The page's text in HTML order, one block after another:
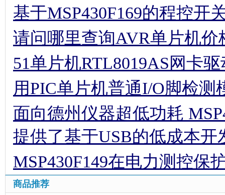
基于MSP430F169的程控开
请问哪里查询AVR单片机
51单片机RTL8019AS网卡
用PIC单片机普通I/O脚检测
面向德州仪器超低功耗
提供了基于USB的低成本开
MSP430F149在电力测控保
商品推荐